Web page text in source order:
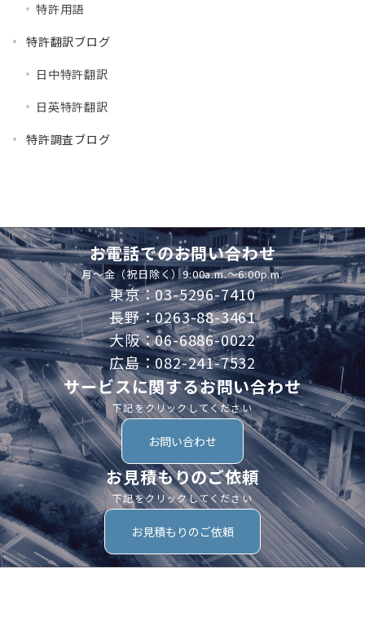
特許用語
特許翻訳ブログ
日中特許翻訳
日英特許翻訳
特許調査ブログ
お電話でのお問い合わせ
月～金（祝日除く）9:00a.m.～6:00p.m.
東京：03-5296-7410
長野：0263-88-3461
大阪：06-6886-0022
広島：082-241-7532
サービスに関するお問い合わせ
下記をクリックしてください
お問い合わせ
お見積もりのご依頼
下記をクリックしてください
お見積もりのご依頼